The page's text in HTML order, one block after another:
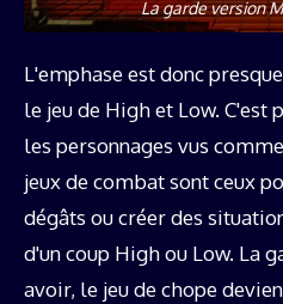
La garde version
L'emphase est donc
le jeu de High et Low. C'est
les personnages vus
jeux de combat sont ceux
dégâts ou créer des
d'un coup High ou Low. La
avoir, le jeu de chope